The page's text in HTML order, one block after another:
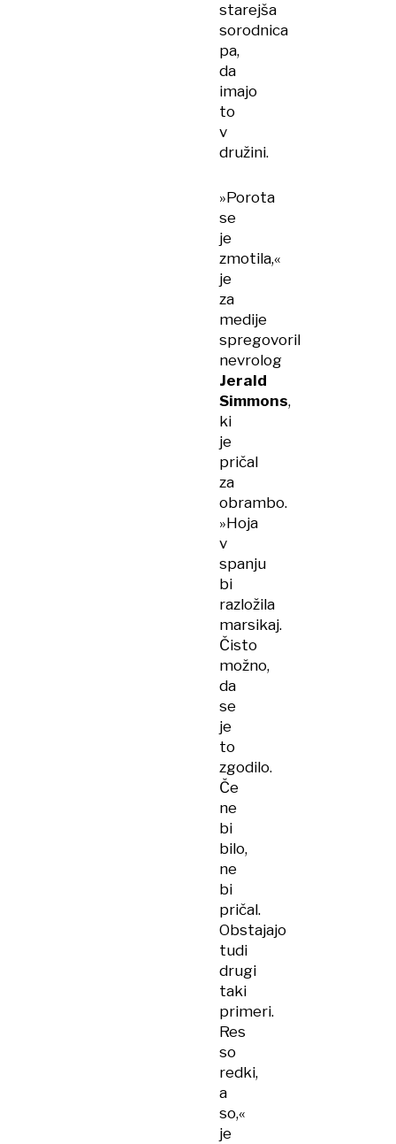
starejša
sorodnica
pa,
da
imajo
to
v
družini.
»Porota
se
je
zmotila,«
je
za
medije
spregovoril
nevrolog
Jerald
Simmons,
ki
je
pričal
za
obrambo.
»Hoja
v
spanju
bi
razložila
marsikaj.
Čisto
možno,
da
se
je
to
zgodilo.
Če
ne
bi
bilo,
ne
bi
pričal.
Obstajajo
tudi
drugi
taki
primeri.
Res
so
redki,
a
so,«
je